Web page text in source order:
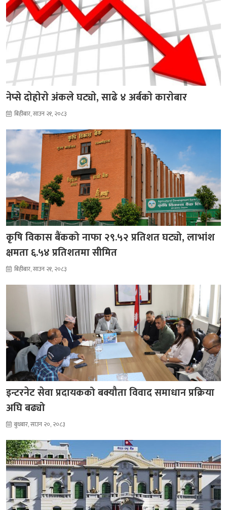
नेप्से दाेहाेराे अंकले घट्याे, साढे ४ अर्बकाे काराेबार
बिहीबार, साउन २१, २०८३
कृषि विकास बैंकको नाफा २९.५२ प्रतिशत घट्यो, लाभांश
क्षमता ६.५४ प्रतिशतमा सीमित
बिहीबार, साउन २१, २०८३
इन्टरनेट सेवा प्रदायकको बक्यौता विवाद समाधान प्रक्रिया
अघि बढ्यो
बुधबार, साउन २०, २०८३